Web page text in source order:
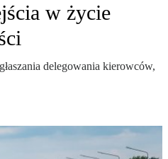
w życie
delegowania kierowców,